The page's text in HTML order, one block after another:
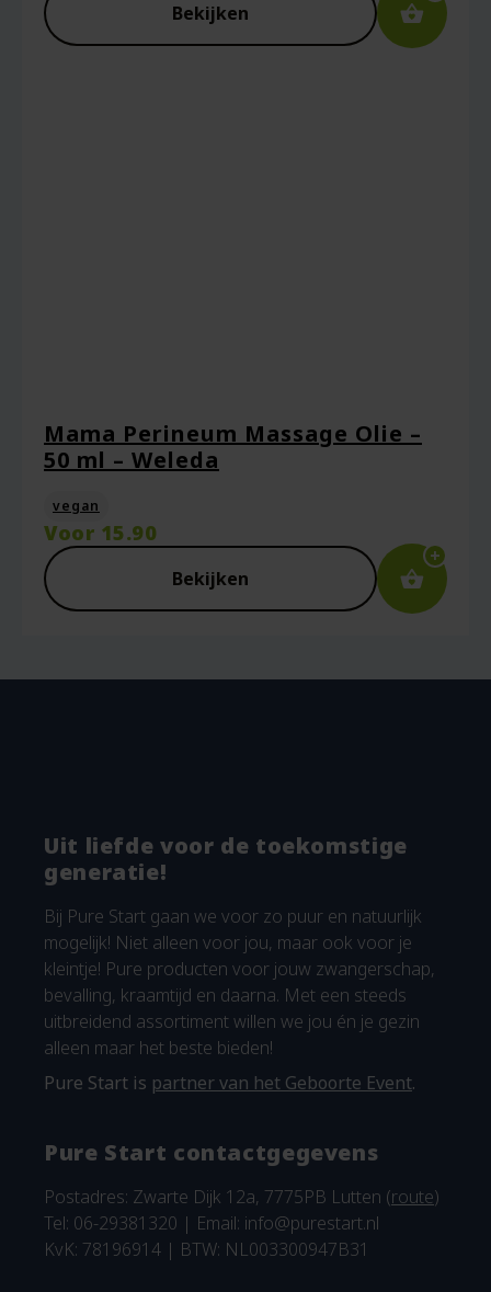
Bekijken
Mama Perineum Massage Olie –
50 ml – Weleda
vegan
Voor 15.90
Bekijken
Uit liefde voor de toekomstige
generatie!
Bij Pure Start gaan we voor zo puur en natuurlijk
mogelijk! Niet alleen voor jou, maar ook voor je
kleintje! Pure producten voor jouw zwangerschap,
bevalling, kraamtijd en daarna. Met een steeds
uitbreidend assortiment willen we jou én je gezin
alleen maar het beste bieden!
Pure Start is partner van het Geboorte Event.
Pure Start contactgegevens
Postadres: Zwarte Dijk 12a, 7775PB Lutten (route)
Tel: 06-29381320 | Email: info@purestart.nl
KvK: 78196914 | BTW: NL003300947B31